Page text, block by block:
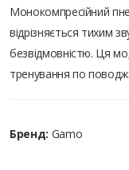
Монокомпресійний
відрізняється тихим
безвідмовністю. Ця
тренування по
Бренд: Gamo